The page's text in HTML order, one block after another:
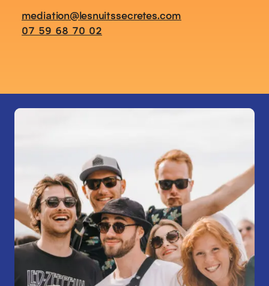
mediation@lesnuitssecretes.com
07 59 68 70 02